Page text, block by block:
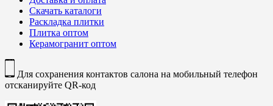
Скачать каталоги
Раскладка плитки
Плитка оптом
Керамогранит оптом
Для сохранения контактов салона на мобильный телефон
отсканируйте QR-код